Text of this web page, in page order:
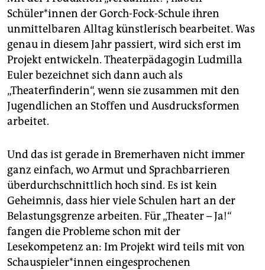
Schüler*innen der Gorch-Fock-Schule ihren
unmittelbaren Alltag künstlerisch bearbeitet. Was
genau in diesem Jahr passiert, wird sich erst im
Projekt entwickeln. Theaterpädagogin Ludmilla
Euler bezeichnet sich dann auch als
„Theaterfinderin“, wenn sie zusammen mit den
Jugendlichen an Stoffen und Ausdrucksformen
arbeitet.
Und das ist gerade in Bremerhaven nicht immer
ganz einfach, wo Armut und Sprachbarrieren
überdurchschnittlich hoch sind. Es ist kein
Geheimnis, dass hier viele Schulen hart an der
Belastungsgrenze arbeiten. Für „Theater – Ja!“
fangen die Probleme schon mit der
Lesekompetenz an: Im Projekt wird teils mit von
Schauspieler*innen eingesprochenen